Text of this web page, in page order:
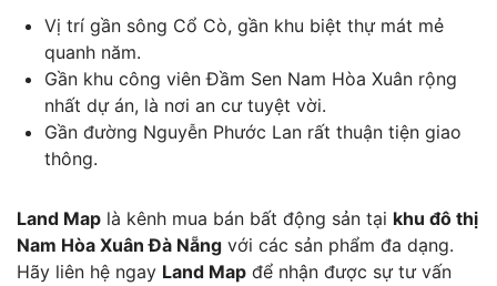
Vị trí gần sông Cổ Cò, gần khu biệt thự mát mẻ
quanh năm.
Gần khu công viên Đầm Sen Nam Hòa Xuân rộng
nhất dự án, là nơi an cư tuyệt vời.
Gần đường Nguyễn Phước Lan rất thuận tiện giao
thông.
Land Map là kênh mua bán bất động sản tại khu đô thị
Nam Hòa Xuân Đà Nẵng với các sản phẩm đa dạng.
Hãy liên hệ ngay Land Map để nhận được sự tư vấn